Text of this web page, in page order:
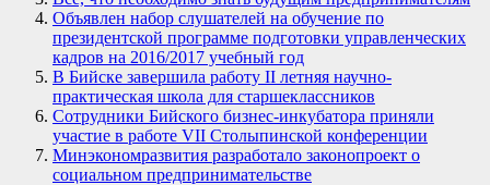
Объявлен набор слушателей на обучение по
президентской программе подготовки управленческих
кадров на 2016/2017 учебный год
В Бийске завершила работу II летняя научно-
практическая школа для старшеклассников
Сотрудники Бийского бизнес-инкубатора приняли
участие в работе VII Столыпинской конференции
Минэкономразвития разработало законопроект о
социальном предпринимательстве